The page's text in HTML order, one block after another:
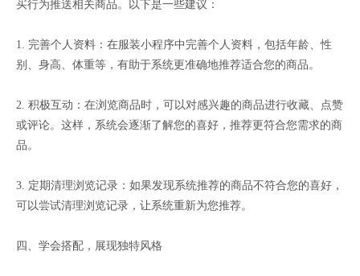
买行为推送相关商品。以下是一些建议：
1. 完善个人资料：在服装小程序中完善个人资料，包括年龄、性
别、身高、体重等，有助于系统更准确地推荐适合您的商品。
2. 积极互动：在浏览商品时，可以对感兴趣的商品进行收藏、点赞
或评论。这样，系统会逐渐了解您的喜好，推荐更符合您需求的商
品。
3. 定期清理浏览记录：如果发现系统推荐的商品不符合您的喜好，
可以尝试清理浏览记录，让系统重新为您推荐。
四、学会搭配，展现独特风格